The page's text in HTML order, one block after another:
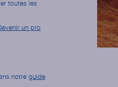
toutes les
un pro
notre guide